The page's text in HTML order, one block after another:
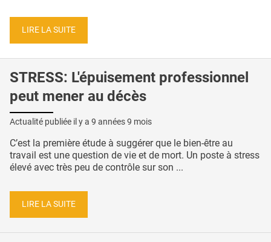
LIRE LA SUITE
STRESS: L'épuisement professionnel
peut mener au décès
Actualité publiée il y a 9 années 9 mois
C’est la première étude à suggérer que le bien-être au
travail est une question de vie et de mort. Un poste à stress
élevé avec très peu de contrôle sur son ...
LIRE LA SUITE